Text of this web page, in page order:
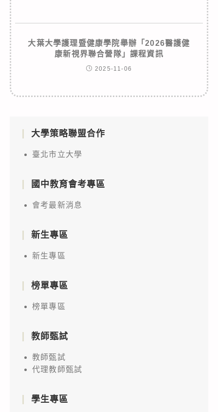
大葉大學護理暨健康學院舉辦「2026醫護健
康新視界聯合營隊」課程資訊
2025-11-06
大學策略聯盟合作
臺北市立大學
國中教育會考專區
會考最新消息
新生專區
新生專區
榜單專區
榜單專區
教師甄試
教師甄試
代理教師甄試
學生專區